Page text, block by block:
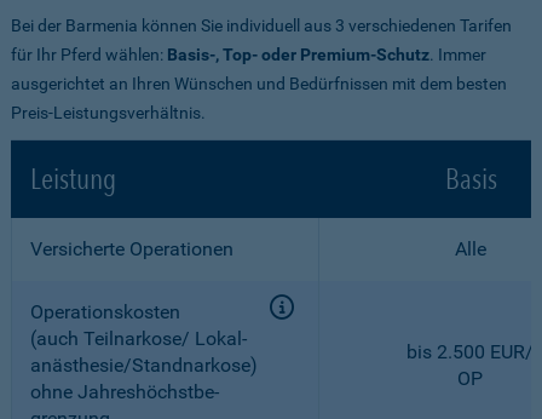
Bei der Barmenia können Sie individuell aus 3 verschiedenen Tarifen
für Ihr Pferd wählen: Basis-, Top- oder Premium-Schutz. Immer
ausgerichtet an Ihren Wünschen und Bedürfnissen mit dem besten
Preis-Leistungsverhältnis.
Leistung Basis
Versicherte Operationen Alle
Operationskosten
(auch Teilnarkose/ Lokal­
anästhesie/Standnarkose)
ohne Jahreshöchstbe­
bis 2.500 EUR/
OP